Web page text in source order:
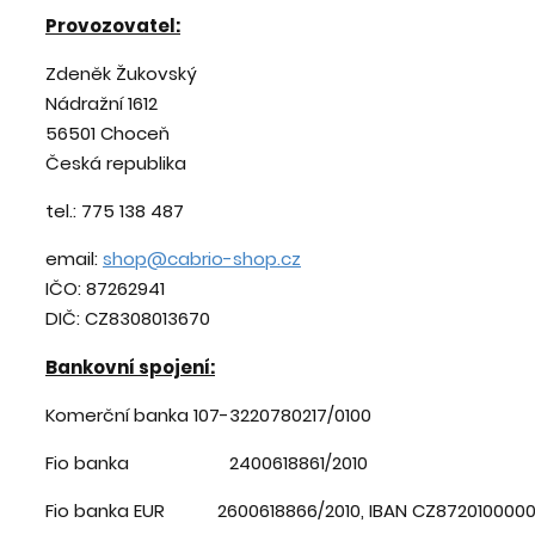
Provozovatel:
Zdeněk Žukovský
Nádražní 1612
56501 Choceň
Česká republika
tel.: 775 138 487
email:shop@cabrio-shop.cz
IČO: 87262941
DIČ: CZ8308013670
Bankovní spojení:
Komerční banka 107-3220780217/0100
Fio banka 2400618861/2010
Fio banka EUR 2600618866/2010, IBAN